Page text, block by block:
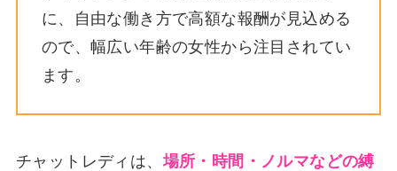
に、自由な働き方で高額な報酬が見込める
ので、幅広い年齢の女性から注目されてい
ます。
チャットレディは、場所・時間・ノルマなどの縛